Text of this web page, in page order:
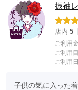
振袖
店内 5
ご利用
ご利用
ご利用
子供の気に入った